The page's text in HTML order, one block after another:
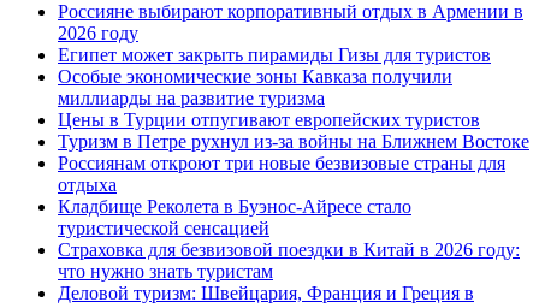
Россияне выбирают корпоративный отдых в Армении в
2026 году
Египет может закрыть пирамиды Гизы для туристов
Особые экономические зоны Кавказа получили
миллиарды на развитие туризма
Цены в Турции отпугивают европейских туристов
Туризм в Петре рухнул из-за войны на Ближнем Востоке
Россиянам откроют три новые безвизовые страны для
отдыха
Кладбище Реколета в Буэнос-Айресе стало
туристической сенсацией
Страховка для безвизовой поездки в Китай в 2026 году:
что нужно знать туристам
Деловой туризм: Швейцария, Франция и Греция в